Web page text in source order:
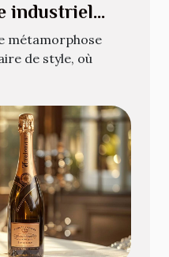
industriel
métamorphose
de style, où